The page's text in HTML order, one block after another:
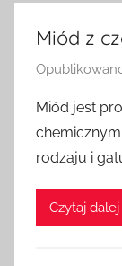
Miód z
Miód jest
rodzaju i
Czytaj